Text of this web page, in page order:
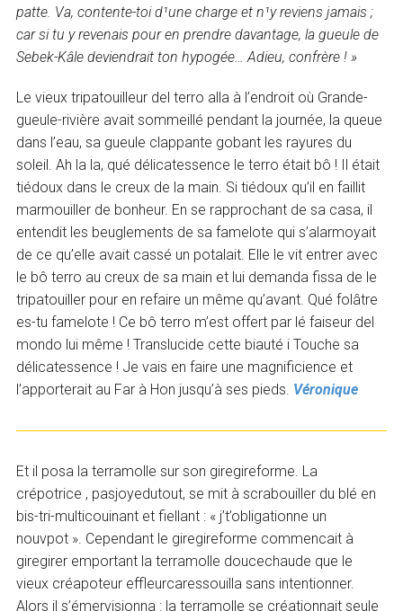
patte. Va, contente-toi d¹une charge et n¹y reviens jamais ;
car si tu y revenais pour en prendre davantage, la gueule de
Sebek-Kâle deviendrait ton hypogée… Adieu, confrère ! »
Le vieux tripatouilleur del terro alla à l’endroit où Grande-
gueule-rivière avait sommeillé pendant la journée, la queue
dans l’eau, sa gueule clappante gobant les rayures du
soleil. Ah la la, qué délicatessence le terro était bô ! Il était
tiédoux dans le creux de la main. Si tiédoux qu’il en faillit
marmouiller de bonheur. En se rapprochant de sa casa, il
entendit les beuglements de sa famelote qui s’alarmoyait
de ce qu’elle avait cassé un potalait. Elle le vit entrer avec
le bô terro au creux de sa main et lui demanda fissa de le
tripatouiller pour en refaire un même qu’avant. Qué folâtre
es-tu famelote ! Ce bô terro m’est offert par lé faiseur del
mondo lui même ! Translucide cette biauté i Touche sa
délicatessence ! Je vais en faire une magnificience et
l’apporterait au Far à Hon jusqu’à ses pieds. Véronique
Et il posa la terramolle sur son giregireforme. La
crépotrice , pasjoyedutout, se mit à scrabouiller du blé en
bis-tri-multicouinant et fiellant : « j’t’obligationne un
nouvpot ». Cependant le giregireforme commencait à
giregirer emportant la terramolle doucechaude que le
vieux créapoteur effleurcaressouilla sans intentionner.
Alors il s’émervisionna : la terramolle se créationnait seule